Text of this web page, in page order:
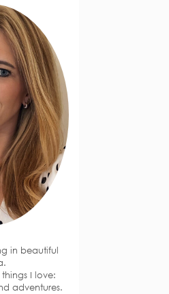
in beautiful
I love:
adventures.